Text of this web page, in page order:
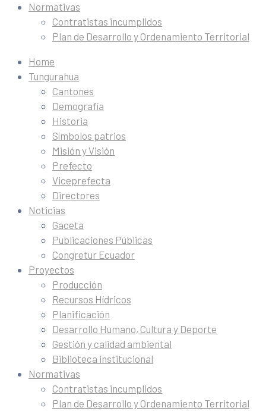
Normativas
Contratistas incumplidos
Plan de Desarrollo y Ordenamiento Territorial
Home
Tungurahua
Cantones
Demografía
Historia
Símbolos patrios
Misión y Visión
Prefecto
Viceprefecta
Directores
Noticias
Gaceta
Publicaciones Públicas
Congretur Ecuador
Proyectos
Producción
Recursos Hídricos
Planificación
Desarrollo Humano, Cultura y Deporte
Gestión y calidad ambiental
Biblioteca institucional
Normativas
Contratistas incumplidos
Plan de Desarrollo y Ordenamiento Territorial